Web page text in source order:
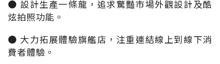
● 設計生產一條龍，追求驚豔市場外觀設計及酷
炫拍照功能。
● 大力拓展體驗旗艦店，注重連結線上到線下消
費者體驗。